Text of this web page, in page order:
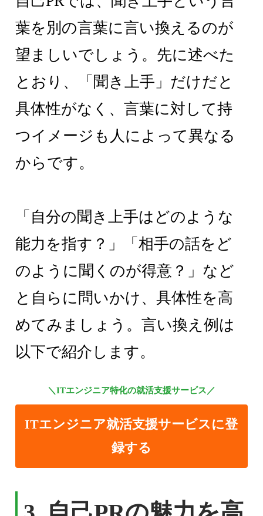
葉を別の言葉に言い換えるのが
望ましいでしょう。先に述べた
とおり、「聞き上手」だけだと
具体性がなく、言葉に対して持
つイメージも人によって異なる
からです。
「自分の聞き上手はどのような
能力を指す？」「相手の話をど
のように聞くのが得意？」など
と自らに問いかけ、具体性を高
めてみましょう。言い換え例は
以下で紹介します。
＼ITエンジニア特化の就活支援サービス／
ITエンジニア就活支援サービスに登
録する